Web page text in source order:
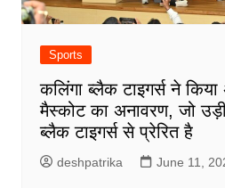
Sports
कलिंगा ब्लैक टाइगर्स ने
मैस्कोट का अनावरण, जो
ब्लैक टाइगर्स से प्रेरित है
deshpatrika June 11,